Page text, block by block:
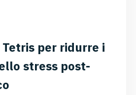
Tetris per ridurre i
stress post-